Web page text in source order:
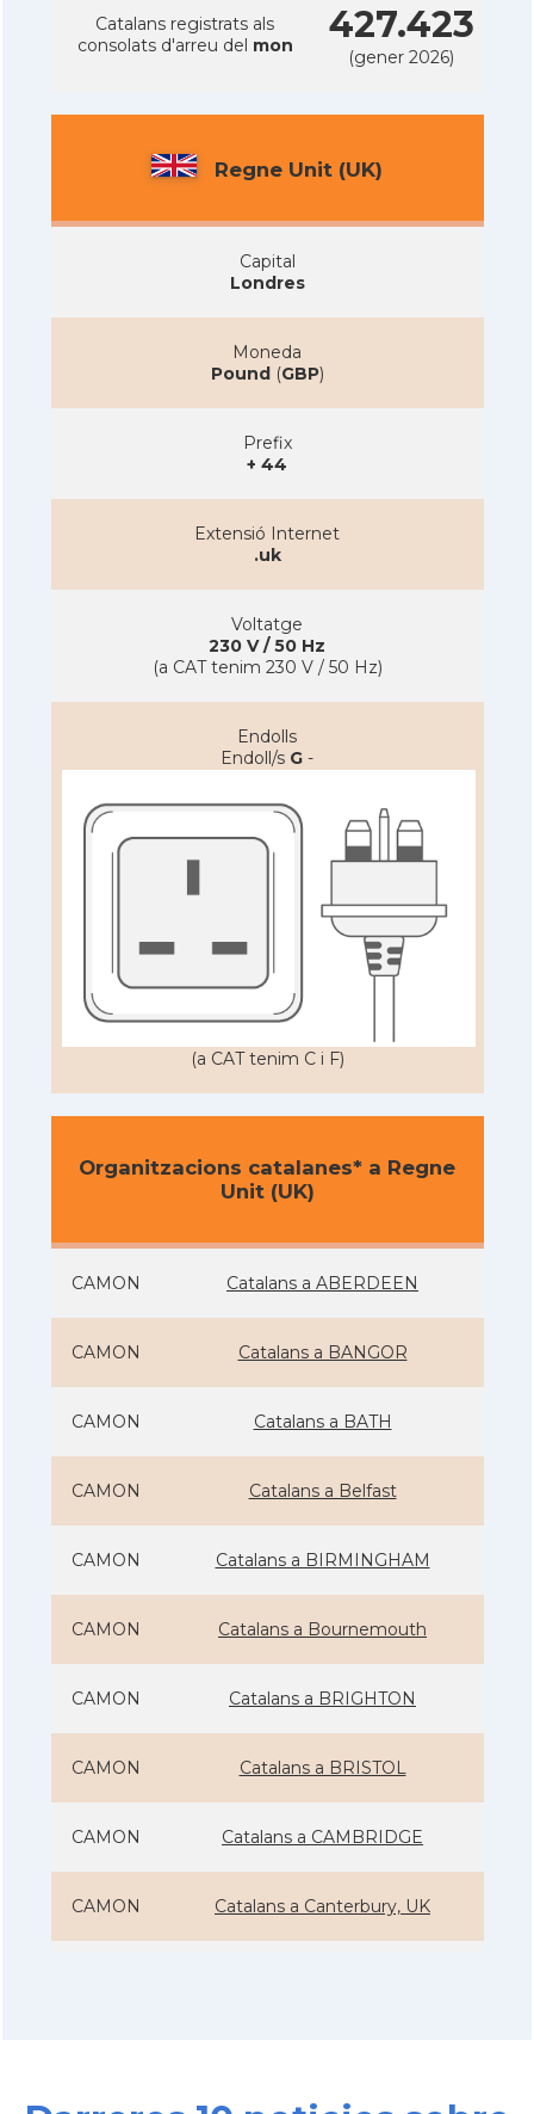
Catalans registrats als
consolats d'arreu del mon 427.423
(gener 2026)
Regne Unit (UK)
Capital
Londres
Moneda
Pound(GBP)
Prefix
+ 44
Extensió Internet
.uk
Voltatge
230 V / 50 Hz
(a CAT tenim 230 V / 50 Hz)
Endolls
Endoll/s G -
(a CAT tenim C i F)
Organitzacions catalanes* a Regne
Unit (UK)
CAMON Catalans a ABERDEEN
CAMON Catalans a BANGOR
CAMON Catalans a BATH
CAMON Catalans a Belfast
CAMON Catalans a BIRMINGHAM
CAMON Catalans a Bournemouth
CAMON Catalans a BRIGHTON
CAMON Catalans a BRISTOL
CAMON Catalans a CAMBRIDGE
CAMON Catalans a Canterbury, UK